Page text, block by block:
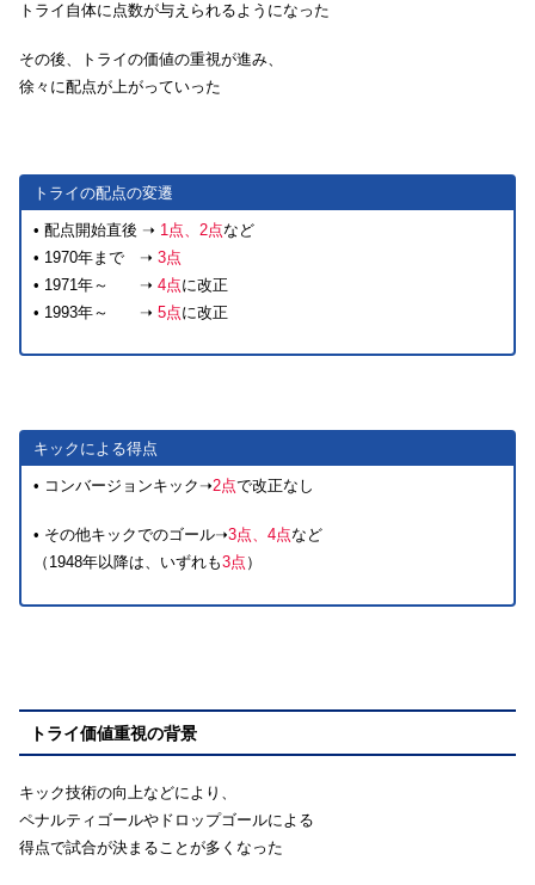
トライ自体に点数が与えられるようになった
その後、トライの価値の重視が進み、
徐々に配点が上がっていった
トライの配点の変遷
• 配点開始直後 ➝ 1点、2点など
• 1970年まで ➝3点
• 1971年～ ➝4点に改正
• 1993年～ ➝5点に改正
キックによる得点
• コンバージョンキック➝2点で改正なし
• その他キックでのゴール➝3点、4点など
（1948年以降は、いずれも3点 ）
トライ価値重視の背景
キック技術の向上などにより、
ペナルティゴールやドロップゴールによる
得点で試合が決まることが多くなった